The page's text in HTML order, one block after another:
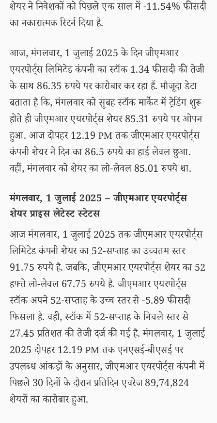
शेयर ने निवेशकों को पिछले एक साल में -11.54% फीसदी
का नकारात्मक रिटर्न दिया है.
आज, मंगलवार, 1 जुलाई 2025 के दिन जीएमआर
एयरपोर्ट्स लिमिटेड कंपनी का स्टॉक 1.34 फीसदी की तेजी
के साथ 86.35 रुपये पर कारोबार कर रहा हैं. मौजूदा डेटा
बताता है कि, मंगलवार को सुबह स्टॉक मार्केट में ट्रेडिंग शुरू
होते ही जीएमआर एयरपोर्ट्स शेयर 85.31 रुपये पर ओपन
हुआ. आज दोपहर 12.19 PM तक जीएमआर एयरपोर्ट्स
कंपनी शेयर ने दिन का 86.5 रुपये का हाई लेवल छुआ.
वहीं, मंगलवार को शेयर का लो-लेवल 85.01 रुपये था.
मंगलवार, 1 जुलाई 2025 – जीएमआर एयरपोर्ट्स
शेयर प्राइस लेटेस्ट स्टेटस
आज मंगलवार, 1 जुलाई 2025 तक जीएमआर एयरपोर्ट्स
लिमिटेड कंपनी शेयर का 52-सप्ताह का उच्चतम स्तर
91.75 रुपये है. जबकि, जीएमआर एयरपोर्ट्स शेयर का 52
हफ्ते लो-लेवल 67.75 रुपये है. जीएमआर एयरपोर्ट्स
स्टॉक अपने 52-सप्ताह के उच्च स्तर से -5.89 फीसदी
फिसला है. वही, स्टॉक में 52-सप्ताह के निचले स्तर से
27.45 प्रतिशत की तेजी दर्ज की गई है. मंगलवार, 1 जुलाई
2025 दोपहर 12.19 PM तक एनएसई-बीएसई पर
उपलब्ध आंकड़ों के अनुसार, जीएमआर एयरपोर्ट्स कंपनी में
पिछले 30 दिनों के दौरान प्रतिदिन एवरेज 89,74,824
शेयरों का कारोबार हुआ.